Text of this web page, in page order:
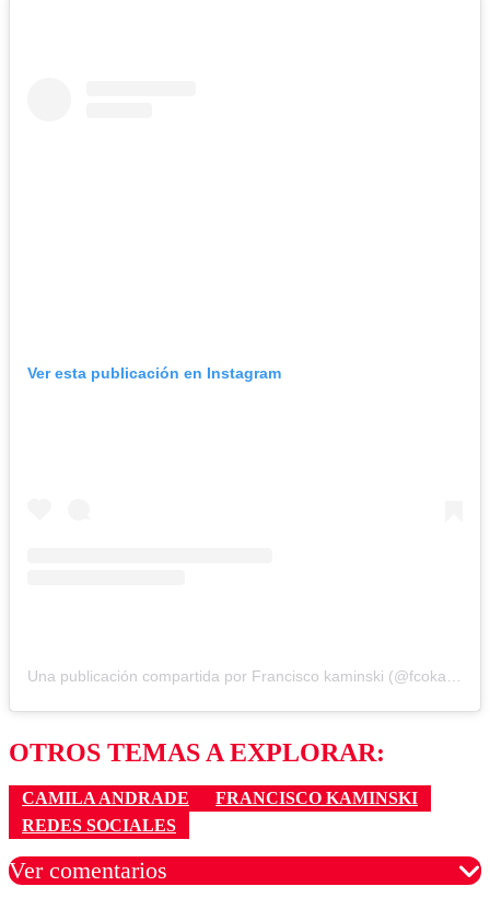
Ver esta publicación en Instagram
OTROS TEMAS A EXPLORAR:
CAMILA ANDRADE
FRANCISCO KAMINSKI
REDES SOCIALES
Ver comentarios